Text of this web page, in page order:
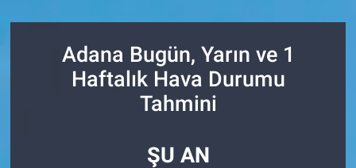
Adana Bugün, Yarın ve 1
Haftalık Hava Durumu
Tahmini
ŞU AN
Ekonomi
Elazığ
Trafik Durumu
Süper Lig Puan Durumu ve Fikstür
Son Dakika Haberleri